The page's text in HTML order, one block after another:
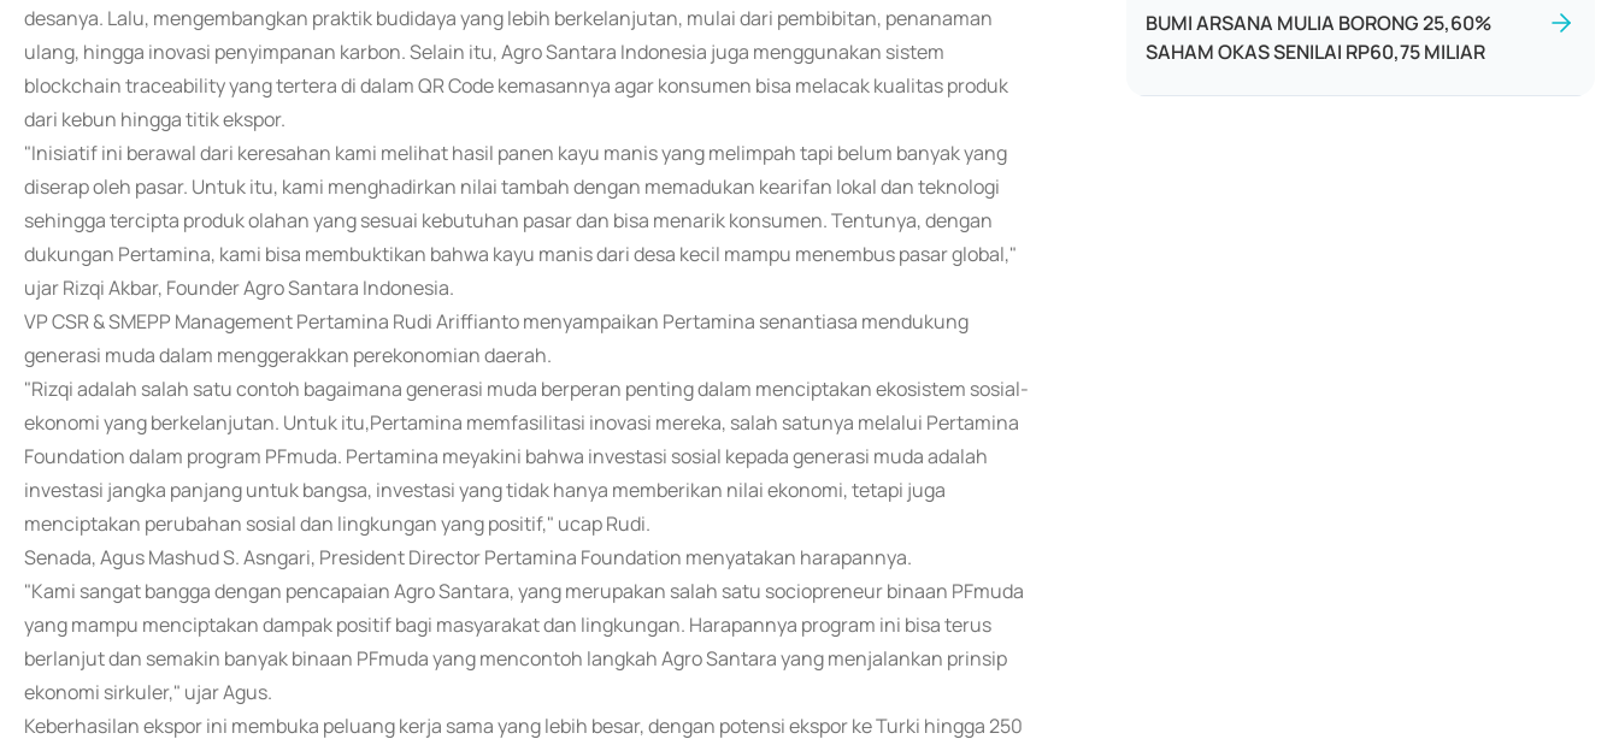
desanya. Lalu, mengembangkan praktik budidaya yang lebih berkelanjutan, mulai dari pembibitan, penanaman
ulang, hingga inovasi penyimpanan karbon. Selain itu, Agro Santara Indonesia juga menggunakan sistem
blockchain traceability yang tertera di dalam QR Code kemasannya agar konsumen bisa melacak kualitas produk
dari kebun hingga titik ekspor.
"Inisiatif ini berawal dari keresahan kami melihat hasil panen kayu manis yang melimpah tapi belum banyak yang
diserap oleh pasar. Untuk itu, kami menghadirkan nilai tambah dengan memadukan kearifan lokal dan teknologi
sehingga tercipta produk olahan yang sesuai kebutuhan pasar dan bisa menarik konsumen. Tentunya, dengan
dukungan Pertamina, kami bisa membuktikan bahwa kayu manis dari desa kecil mampu menembus pasar global,"
ujar Rizqi Akbar, Founder Agro Santara Indonesia.
VP CSR & SMEPP Management Pertamina Rudi Ariffianto menyampaikan Pertamina senantiasa mendukung
generasi muda dalam menggerakkan perekonomian daerah.
"Rizqi adalah salah satu contoh bagaimana generasi muda berperan penting dalam menciptakan ekosistem sosial-
ekonomi yang berkelanjutan. Untuk itu,Pertamina memfasilitasi inovasi mereka, salah satunya melalui Pertamina
Foundation dalam program PFmuda. Pertamina meyakini bahwa investasi sosial kepada generasi muda adalah
investasi jangka panjang untuk bangsa, investasi yang tidak hanya memberikan nilai ekonomi, tetapi juga
menciptakan perubahan sosial dan lingkungan yang positif," ucap Rudi.
Senada, Agus Mashud S. Asngari, President Director Pertamina Foundation menyatakan harapannya.
"Kami sangat bangga dengan pencapaian Agro Santara, yang merupakan salah satu sociopreneur binaan PFmuda
yang mampu menciptakan dampak positif bagi masyarakat dan lingkungan. Harapannya program ini bisa terus
berlanjut dan semakin banyak binaan PFmuda yang mencontoh langkah Agro Santara yang menjalankan prinsip
ekonomi sirkuler," ujar Agus.
Keberhasilan ekspor ini membuka peluang kerja sama yang lebih besar, dengan potensi ekspor ke Turki hingga 250
BUMI ARSANA MULIA BORONG 25,60%
SAHAM OKAS SENILAI RP60,75 MILIAR